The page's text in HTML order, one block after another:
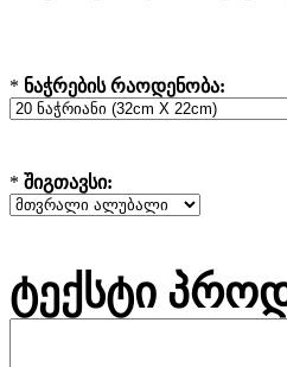
* ნაჭრების რაოდენობა:
* შიგთავსი:
ტექსტი